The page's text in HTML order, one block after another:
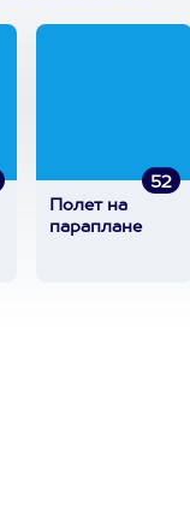
52
Полет на
параплане